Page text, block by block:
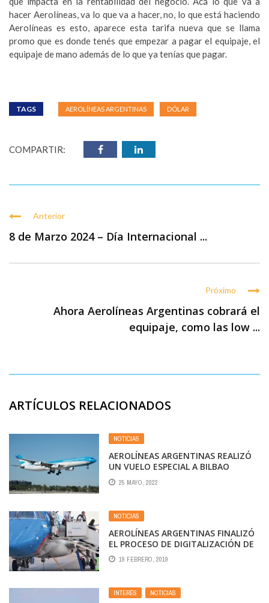
hacer Aerolíneas, va lo que va a hacer, no, lo que está haciendo
Aerolíneas es esto, aparece esta tarifa nueva que se llama
promo que es donde tenés que empezar a pagar el equipaje, el
equipaje de mano además de lo que ya tenías que pagar.
TAGS AEROLÍNEAS ARGENTINAS DÓLAR
COMPARTIR:
Anterior
8 de Marzo 2024 – Día Internacional ...
Próximo
Ahora Aerolíneas Argentinas cobrará el
equipaje, como las low ...
ARTÍCULOS RELACIONADOS
NOTICIAS
AEROLÍNEAS ARGENTINAS REALIZÓ
UN VUELO ESPECIAL A BILBAO
25 MAYO, 2022
NOTICIAS
AEROLÍNEAS ARGENTINAS FINALIZÓ
EL PROCESO DE DIGITALIZACIÓN DE
LAS TAREAS DE MANTENIMIENTO
19 FEBRERO, 2019
INTERÉS , NOTICIAS